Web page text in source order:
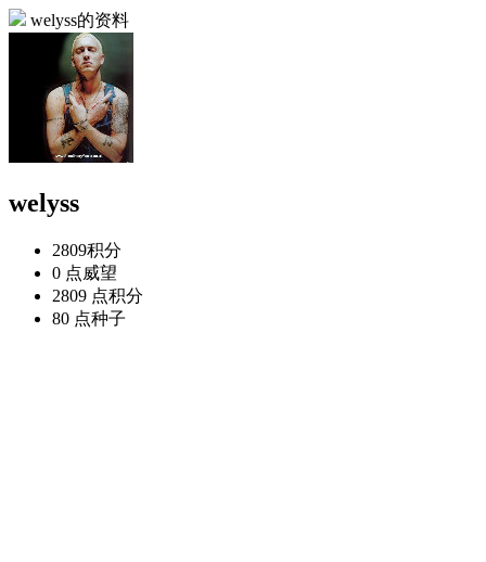
welyss的资料
welyss
2809积分
0 点威望
2809 点积分
80 点种子